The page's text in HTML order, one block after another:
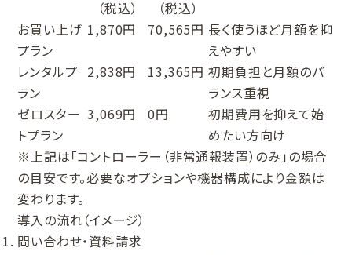
（税込）
（税込）
お買い上げ
プラン
1,870円 70,565円 長く使うほど月額を抑
えやすい
レンタルプ
ラン
2,838円 13,365円 初期負担と月額のバ
ランス重視
ゼロスター
トプラン
3,069円 0円
初期費用を抑えて始
めたい方向け
※上記は「コントローラー（非常通報装置）のみ」の場合
の目安です。必要なオプションや機器構成により金額は
変わります。
導入の流れ（イメージ）
問い合わせ・資料請求